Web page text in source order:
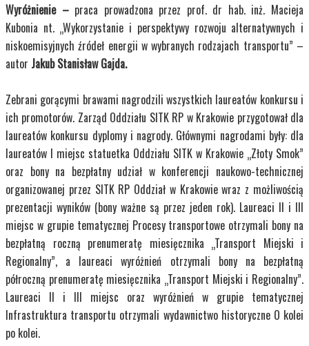
Wyróżnienie – praca prowadzona przez prof. dr hab. inż. Macieja
Kubonia nt. „Wykorzystanie i perspektywy rozwoju alternatywnych i
niskoemisyjnych źródeł energii w wybranych rodzajach transportu” –
autor Jakub Stanisław Gajda.
Zebrani gorącymi brawami nagrodzili wszystkich laureatów konkursu i
ich promotorów. Zarząd Oddziału SITK RP w Krakowie przygotował dla
laureatów konkursu dyplomy i nagrody. Głównymi nagrodami były: dla
laureatów I miejsc statuetka Oddziału SITK w Krakowie „Złoty Smok”
oraz bony na bezpłatny udział w konferencji naukowo-technicznej
organizowanej przez SITK RP Oddział w Krakowie wraz z możliwością
prezentacji wyników (bony ważne są przez jeden rok). Laureaci II i III
miejsc w grupie tematycznej Procesy transportowe otrzymali bony na
bezpłatną roczną prenumeratę miesięcznika „Transport Miejski i
Regionalny”, a laureaci wyróżnień otrzymali bony na bezpłatną
półroczną prenumeratę miesięcznika „Transport Miejski i Regionalny”.
Laureaci II i III miejsc oraz wyróżnień w grupie tematycznej
Infrastruktura transportu otrzymali wydawnictwo historyczne O kolei
po kolei.